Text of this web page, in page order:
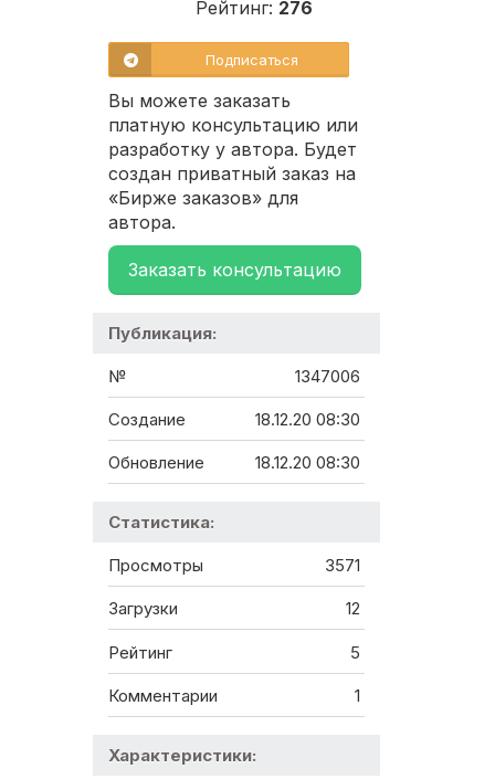
Рейтинг: 276
Подписаться
Вы можете заказать
платную консультацию или
разработку у автора. Будет
создан приватный заказ на
«Бирже заказов» для
автора.
Заказать консультацию
Публикация:
№ 1347006
Создание 18.12.20 08:30
Обновление 18.12.20 08:30
Статистика:
Просмотры 3571
Загрузки 12
Рейтинг 5
Комментарии 1
Характеристики: